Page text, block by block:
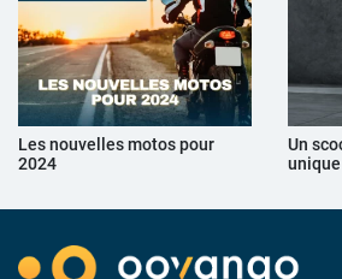
Les nouvelles motos pour
2024
Un